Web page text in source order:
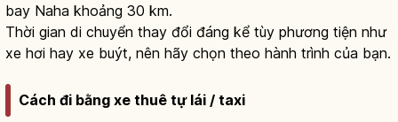
bay Naha khoảng 30 km.
Thời gian di chuyển thay đổi đáng kể tùy phương tiện như
xe hơi hay xe buýt, nên hãy chọn theo hành trình của bạn.
Cách đi bằng xe thuê tự lái / taxi